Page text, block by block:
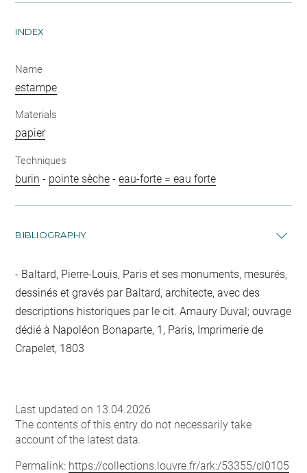
INDEX
Name
estampe
Materials
papier
Techniques
burin - pointe sèche -eau-forte = eau forte
BIBLIOGRAPHY
Baltard, Pierre-Louis, Paris et ses monuments, mesurés,
dessinés et gravés par Baltard, architecte, avec des
descriptions historiques par le cit. Amaury Duval; ouvrage
dédié à Napoléon Bonaparte, 1, Paris, Imprimerie de
Crapelet, 1803
Last updated on 13.04.2026
The contents of this entry do not necessarily take
account of the latest data.
Permalink: https://collections.louvre.fr/ark:/53355/cl0105